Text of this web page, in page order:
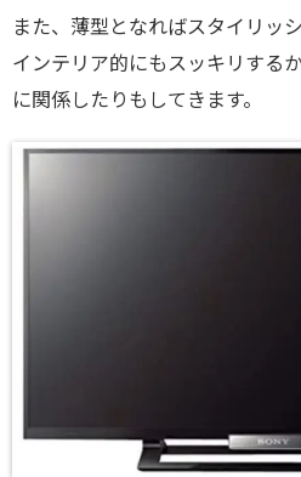
また、薄型となればスタイリッ
インテリア的にもスッキリする
に関係したりもしてきます。